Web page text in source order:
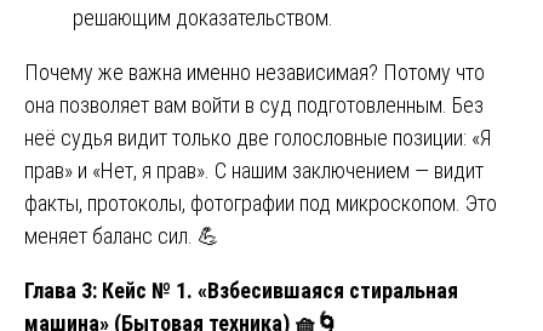
решающим доказательством.
Почему же важна именно независимая? Потому что
она позволяет вам войти в суд подготовленным. Без
неё судья видит только две голословные позиции: «Я
прав» и «Нет, я прав». С нашим заключением — видит
факты, протоколы, фотографии под микроскопом. Это
меняет баланс сил. 💪
Глава 3: Кейс № 1. «Взбесившаяся стиральная
машина» (Бытовая техника) 🧺🌀